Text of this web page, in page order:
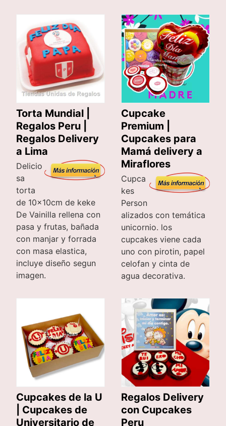
Torta Mundial |
Regalos Peru |
Regalos Delivery
a Lima
Delicio
sa
torta
de 10x10cm de keke
De Vainilla rellena con
pasa y frutas, bañada
con manjar y forrada
con masa elastica,
incluye diseño segun
imagen.
Cupcake
Premium |
Cupcakes para
Mamá delivery a
Miraflores
Cupca
kes
Person
alizados con temática
unicornio. los
cupcakes viene cada
uno con pirotin, papel
celofan y cinta de
agua decorativa.
Cupcakes de la U
| Cupcakes de
Universitario de
Regalos Delivery
con Cupcakes
Peru